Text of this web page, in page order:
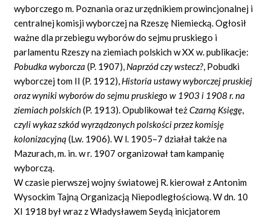
wyborczego m. Poznania oraz urzędnikiem prowincjonalnej i
centralnej komisji wyborczej na Rzeszę Niemiecką. Ogłosił
ważne dla przebiegu wyborów do sejmu pruskiego i
parlamentu Rzeszy na ziemiach polskich w XX w. publikacje:
Pobudka wyborcza (P. 1907), Naprzód czy wstecz?, Pobudki
wyborczej tom II (P. 1912), Historia ustawy wyborczej pruskiej
oraz wyniki wyborów do sejmu pruskiego w 1903 i 1908 r. na
ziemiach polskich(P. 1913). Opublikował teżCzarną Księgę,
czyli wykaz szkód wyrządzonych polskości przez komisję
kolonizacyjną(Lw. 1906). W l. 1905–7 działał także na
Mazurach, m. in. w r. 1907 organizował tam kampanię
wyborczą.
W czasie pierwszej wojny światowej R. kierował z Antonim
Wysockim Tajną Organizacją Niepodległościową. W dn. 10
XI 1918 był wraz z Władysławem Seydą inicjatorem